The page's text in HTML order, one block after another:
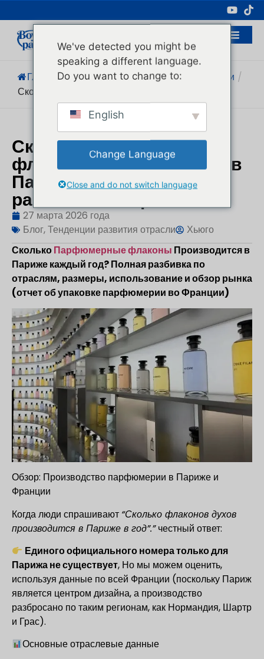
Косметической Упаковки
Главная/ Блог / Тенденции Развития Отрасли /
Сколько Парфюмерных Флаконов...
Сколько парфюмерных
флаконов производится в
Париже в год? Полная
разбивка по отраслям
27 марта 2026 года
Блог,Тенденции развития отрасли
Хьюго
СколькоПарфюмерные флаконы Производится в
Париже каждый год? Полная разбивка по
отраслям, размеры, использование и обзор рынка
(отчет об упаковке парфюмерии во Франции)
Обзор: Производство парфюмерии в Париже и
Франции
Когда люди спрашивают “Сколько флаконов духов
производится в Париже в год”.”честный ответ:
Единого официального номера только для
Парижа не существует, Но мы можем оценить,
используя данные по всей Франции (поскольку Париж
является центром дизайна, а производство
разбросано по таким регионам, как Нормандия, Шартр
и Грас).
Основные отраслевые данные
We've detected you might be
speaking a different language.
Do you want to change to:
English
Change Language
Close and do not switch language